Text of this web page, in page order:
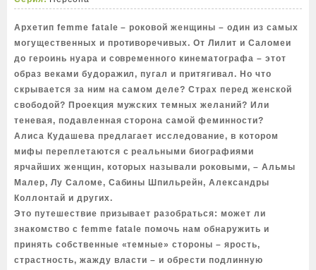
Архетип femme fatale – роковой женщины – один из самых
могущественных и противоречивых. От Лилит и Саломеи
до героинь нуара и современного кинематографа – этот
образ веками будоражил, пугал и притягивал. Но что
скрывается за ним на самом деле? Страх перед женской
свободой? Проекция мужских темных желаний? Или
теневая, подавленная сторона самой феминности?
Алиса Кудашева предлагает исследование, в котором
мифы переплетаются с реальными биографиями
ярчайших женщин, которых называли роковыми, – Альмы
Малер, Лу Саломе, Сабины Шпильрейн, Александры
Коллонтай и других.
Это путешествие призывает разобраться: может ли
знакомство с femme fatale помочь нам обнаружить и
принять собственные «темные» стороны – ярость,
страстность, жажду власти – и обрести подлинную